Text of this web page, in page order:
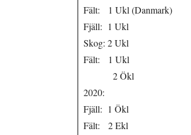
Fält: 1 Ukl (Danmark)
Fjäll: 1 Ukl
Skog: 2 Ukl
Fält: 1 Ukl
2 Ökl
2020:
Fjäll: 1 Ökl
Fält: 2 Ekl